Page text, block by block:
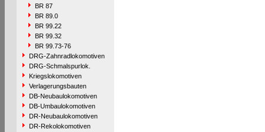
BR 87
BR 89.0
BR 99.22
BR 99.32
BR 99.73-76
DRG-Zahnradlokomotiven
DRG-Schmalspurlok.
Kriegslokomotiven
Verlagerungsbauten
DB-Neubaulokomotiven
DB-Umbaulokomotiven
DR-Neubaulokomotiven
DR-Rekolokomotiven